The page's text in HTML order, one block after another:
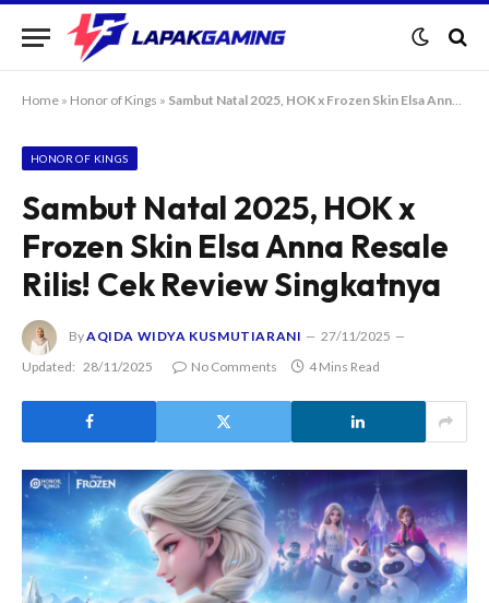
Home » Honor of Kings » Sambut Natal 2025, HOK x Frozen Skin Elsa Anna Resale Rilis! Cek Review Singkatnya
HONOR OF KINGS
Sambut Natal 2025, HOK x
Frozen Skin Elsa Anna Resale
Rilis! Cek Review Singkatnya
ByAQIDA WIDYA KUSMUTIARANI
27/11/2025
Updated: 28/11/2025 No Comments 4 Mins Read